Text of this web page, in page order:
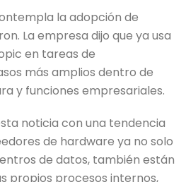
la adopción de
La empresa dijo que ya usa
en tareas de
más amplios dentro de
y funciones empresariales.
noticia con una tendencia
de hardware ya no solo
de datos, también están
propios procesos internos,